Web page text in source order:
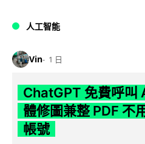
人工智能
Vin 1 日
ChatGPT 免費呼叫
體修圖兼整 PDF 不
帳號